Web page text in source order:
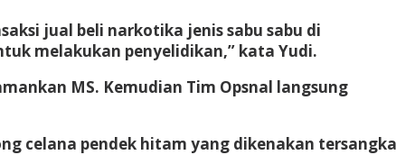
jual beli narkotika jenis sabu sabu di
melakukan penyelidikan,” kata Yudi.
MS. Kemudian Tim Opsnal langsung
celana pendek hitam yang dikenakan tersangka